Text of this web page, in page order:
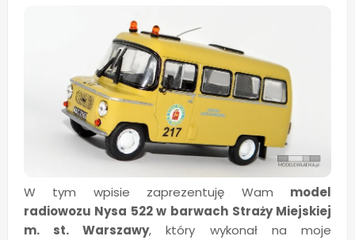
W tym wpisie zaprezentuję Wam model
radiowozu Nysa 522 w barwach Straży Miejskiej
m. st. Warszawy, który wykonał na moje